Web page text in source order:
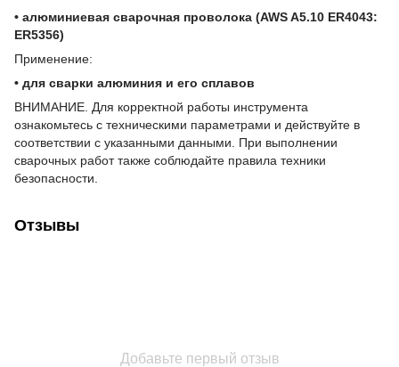
• алюминиевая сварочная проволока (AWS A5.10 ER4043:
ER5356)
Применение:
• для сварки алюминия и его сплавов
ВНИМАНИЕ. Для корректной работы инструмента
ознакомьтесь с техническими параметрами и действуйте в
соответствии с указанными данными. При выполнении
сварочных работ также соблюдайте правила техники
безопасности.
Отзывы
Добавьте первый отзыв